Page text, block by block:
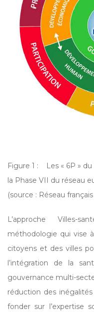
Figure 1 : Les « 6P »
la Phase VII du réseau
(source : Réseau
L’approche Villes-
méthodologie qui vise
citoyens et des villes
l’intégration de la
gouvernance multi-
réduction des
fonder sur l’expertise